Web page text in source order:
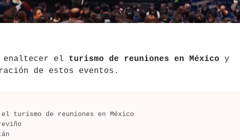
enaltecer el turismo de reuniones en México y
de estos eventos.
turismo de reuniones en México